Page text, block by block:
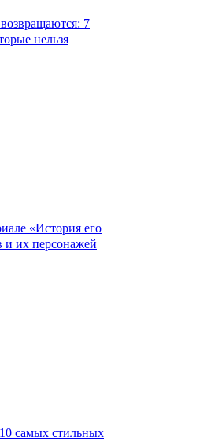
7
нельзя
«История его
и их персонажей
самых стильных